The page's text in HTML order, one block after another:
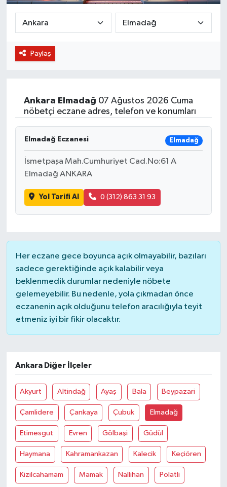
Paylaş
Ankara Elmadağ 07 Ağustos 2026 Cuma
nöbetçi eczane adres, telefon ve konumları
Elmadağ Eczanesi Elmadağ
İsmetpaşa Mah.Cumhuriyet Cad.No:61 A
Elmadağ ANKARA
Yol Tarifi Al 0 (312) 863 31 93
Her eczane gece boyunca açık olmayabilir, bazıları
sadece gerektiğinde açık kalabilir veya
beklenmedik durumlar nedeniyle nöbete
gelemeyebilir. Bu nedenle, yola çıkmadan önce
eczanenin açık olduğunu telefon aracılığıyla teyit
etmeniz iyi bir fikir olacaktır.
Ankara Diğer İlçeler
Akyurt Altindağ Ayaş Bala Beypazari
Çamlidere Çankaya Çubuk Elmadağ
Etimesgut Evren Gölbaşi Güdül
Haymana Kahramankazan Kalecik Keçiören
Kizilcahamam Mamak Nallihan Polatli
BİLİM VE TEKNOLOJİ